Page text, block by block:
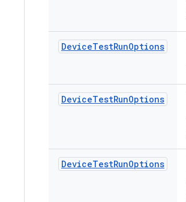
DeviceTestRunOptions
DeviceTestRunOptions
DeviceTestRunOptions